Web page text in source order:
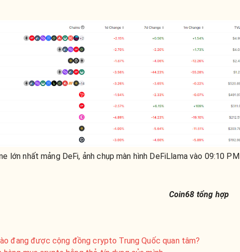
lớn nhất mảng DeFi, ảnh chụp màn hình DeFiLlama vào 09:10 PM
Coin68 tổng hợp
đang được cộng đồng crypto Trung Quốc quan tâm?